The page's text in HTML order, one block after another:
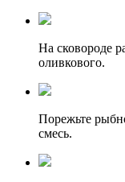
На сковороде
оливкового.
Порежьте
смесь.